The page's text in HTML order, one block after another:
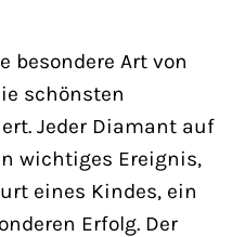
besondere Art von
schönsten
Jeder Diamant auf
wichtiges Ereignis,
eines Kindes, ein
Erfolg. Der